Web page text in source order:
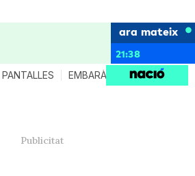
ara mateix
21:38
PANTALLES EMBARÀS CRIANÇA